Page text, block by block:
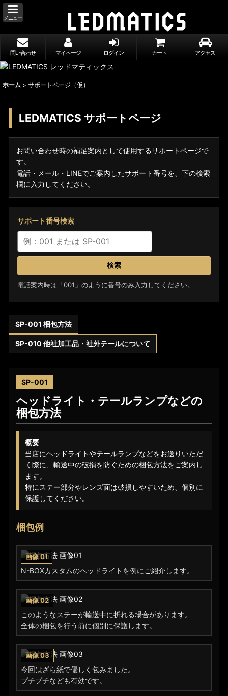
メニュー
問い合わせ マイページ ログイン カート アクセス
ホーム > サポートページ（仮）
LEDMATICS サポートページ
お問い合わせ時の補足案内として使用するサポートページで
す。
電話・メール・LINEでご案内したサポート番号を、下の検索
欄に入力してください。
サポート番号検索
検索
電話案内時は「001」のように番号のみ入力してください。
SP-001 梱包方法
SP-010 他社加工品・社外テールについて
SP-001
ヘッドライト・テールランプなどの
梱包方法
概要
当店にヘッドライトやテールランプなどをお送りいただ
く際に、輸送中の破損を防ぐための梱包方法をご案内し
ます。
特にステー部分やレンズ面は破損しやすいため、個別に
保護してください。
梱包例
N-BOXカスタムのヘッドライトを例にご紹介します。
このようなステーが輸送中に折れる場合があります。
全体の梱包を行う前に個別に保護します。
今回はざら紙で優しく包みました。
プチプチなども有効です。